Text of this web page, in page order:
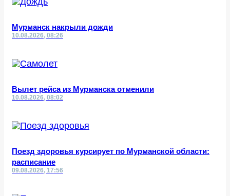
Мурманск накрыли дожди
10.08.2026, 08:26
Вылет рейса из Мурманска отменили
10.08.2026, 08:02
Поезд здоровья курсирует по Мурманской области:
расписание
09.08.2026, 17:56